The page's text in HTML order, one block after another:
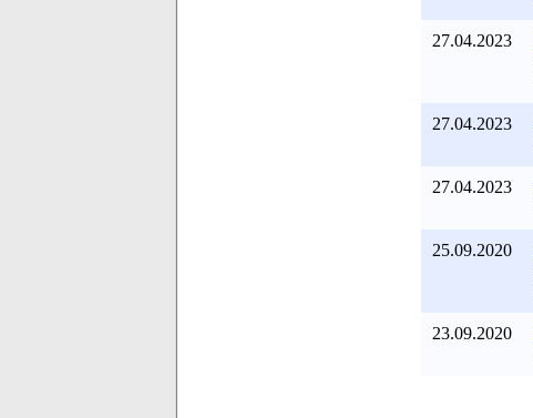
27.04.2023
27.04.2023
27.04.2023
25.09.2020
23.09.2020